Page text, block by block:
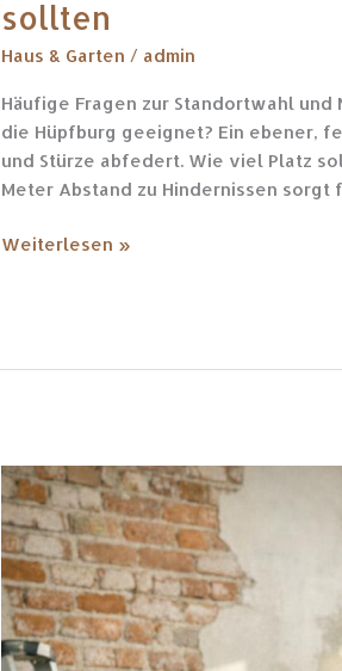
sollten
Haus & Garten / admin
Häufige Fragen zur Standortwahl
die Hüpfburg geeignet? Ein ebener,
und Stürze abfedert. Wie viel Platz
Meter Abstand zu Hindernissen
Weiterlesen »
Renovierungsfallen
erkennen:
Wann
Sanierung
mehr
kostet
als